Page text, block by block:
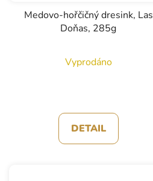
Medovo-hořčičný dresink, Las
Doňas, 285g
Vyprodáno
DETAIL